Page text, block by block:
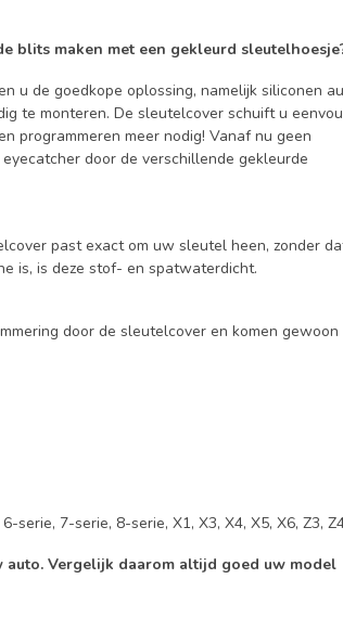
blits maken met een gekleurd
u de goedkope oplossing, namelijk siliconen
te monteren. De sleutelcover schuift u
programmeren meer nodig! Vanaf nu geen
door de verschillende gekleurde
past exact om uw sleutel heen, zonder
is, is deze stof- en spatwaterdicht.
door de sleutelcover en komen gewoon
7-serie, 8-serie, X1, X3, X4, X5, X6, Z3,
auto. Vergelijk daarom altijd goed uw model